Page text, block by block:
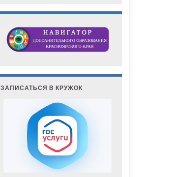
ЗАПИСАТЬСЯ В КРУЖОК